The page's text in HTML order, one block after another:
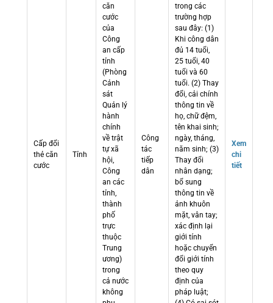
Cấp đổi
thẻ căn
cước
Tỉnh
căn
cước
của
Công
an cấp
tỉnh
(Phòng
Cảnh
sát
Quản lý
hành
chính
về trật
tự xã
hội,
Công
an các
tỉnh,
thành
phố
trực
thuộc
Trung
ương)
trong
cả nước
không
Công
tác
tiếp
dân
trong các
trường hợp
sau đây: (1)
Khi công dân
đủ 14 tuổi,
25 tuổi, 40
tuổi và 60
tuổi. (2) Thay
đổi, cải chính
thông tin về
họ, chữ đệm,
tên khai sinh;
ngày, tháng,
năm sinh; (3)
Thay đổi
nhân dạng;
bổ sung
thông tin về
ảnh khuôn
mặt, vân tay;
xác định lại
giới tính
hoặc chuyển
đổi giới tính
theo quy
định của
pháp luật;
Xem
chi
tiết